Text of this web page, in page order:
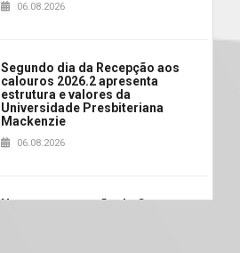
06.08.2026
Segundo dia da Recepção aos
calouros 2026.2 apresenta
estrutura e valores da
Universidade Presbiteriana
Mackenzie
06.08.2026
Nova apresentação do Centro